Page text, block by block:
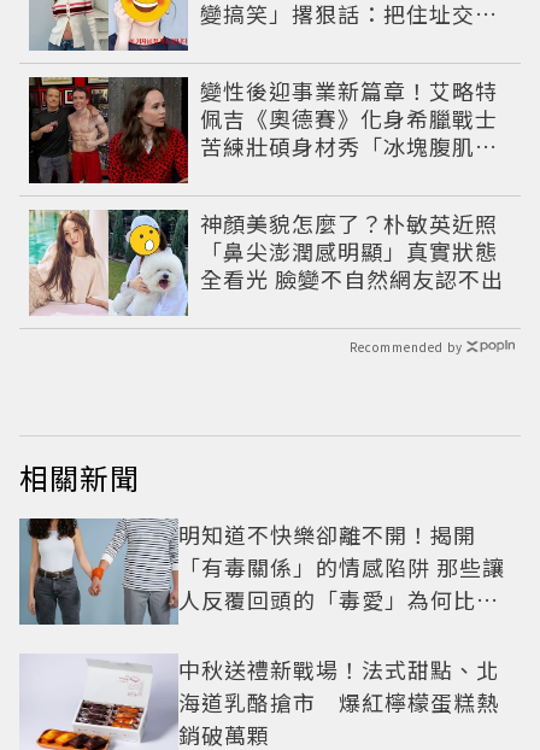
變搞笑」撂狠話：把住址交出
變性後迎事業新篇章！艾略特
佩吉《奧德賽》化身希臘戰士
苦練壯碩身材秀「冰塊腹肌」
神顏美貌怎麼了？朴敏英近照
「鼻尖澎潤感明顯」真實狀態
全看光 臉變不自然網友認不出
Recommended by
相關新聞
明知道不快樂卻離不開！揭開
「有毒關係」的情感陷阱 那些讓
人反覆回頭的「毒愛」為何比菸
中秋送禮新戰場！法式甜點、北
海道乳酪搶市 爆紅檸檬蛋糕熱
銷破萬顆